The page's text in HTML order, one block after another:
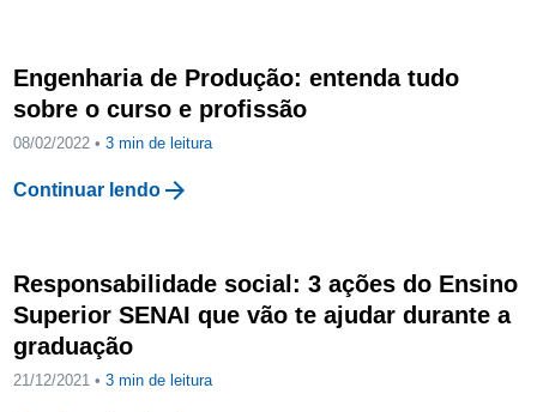
Engenharia de Produção: entenda tudo
sobre o curso e profissão
08/02/2022 •3 min de leitura
Continuar lendo arrow_forward
Responsabilidade social: 3 ações do Ensino
Superior SENAI que vão te ajudar durante a
graduação
21/12/2021 •3 min de leitura